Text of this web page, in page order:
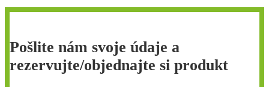
Pošlite nám svoje údaje a
rezervujte/objednajte si produkt